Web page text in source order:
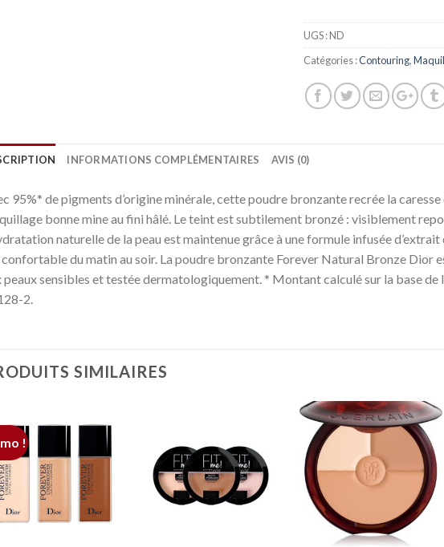
UGS :ND
Catégories :Contouring,
INFORMATIONS COMPLÉMENTAIRES AVIS (0)
95%* de pigments d’origine minérale, cette poudre bronzante recrée la caresse
bonne mine au fini hâlé. Le teint est subtilement bronzé : visiblement
naturelle de la peau est maintenue grâce à une formule infusée d’extrait
du matin au soir. La poudre bronzante Forever Natural Bronze Dior
peaux sensibles et testée dermatologiquement. * Montant calculé sur la base de
2.
SIMILAIRES
!